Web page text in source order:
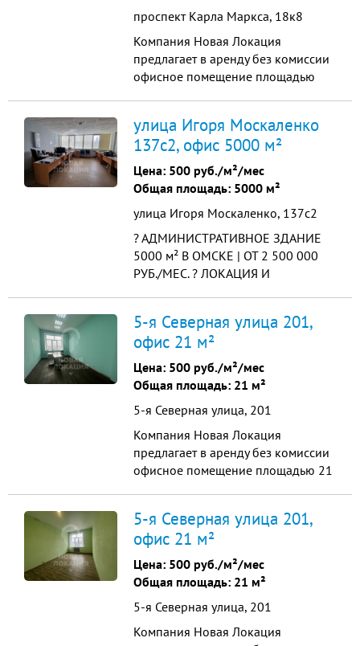
центральный автомагистрале...
проспект Карла Маркса, 18к8
Компания Новая Локация
предлагает в аренду без комиссии
офисное помещение площадью
Круглосуточный доступ - 2 санузла
в помещении - 8 мокрых точек -
Душевая в помещении -
Кабинетная система - Вентиляция -
В...
улица Игоря Москаленко
137с2, офис 5000 м²
Цена: 500 руб./м²/мес
Общая площадь: 5000 м²
улица Игоря Москаленко, 137с2
? АДМИНИСТРАТИВНОЕ ЗДАНИЕ
5000 м² В ОМСКЕ | ОТ 2 500 000
РУБ./МЕС. ? ЛОКАЦИЯ И
Класс B • Высота потолков: 3 м •
Отдельный вход ?️ ТЕХНИЧЕСКОЕ
ОСНАЩЕНИЕ: • Открытая
планировка • Электричество: 300
Конди...
5-я Северная улица 201,
офис 21 м²
Цена: 500 руб./м²/мес
Общая площадь: 21 м²
5-я Северная улица, 201
Компания Новая Локация
предлагает в аренду без комиссии
офисное помещение площадью 21
круглосуточный доступ - санузел на
этаже Стоимость арендной платы -
10.500 рублей в месяц.
Дополнительно оплачиваются
5-я Северная улица 201,
офис 21 м²
Цена: 500 руб./м²/мес
Общая площадь: 21 м²
5-я Северная улица, 201
Компания Новая Локация